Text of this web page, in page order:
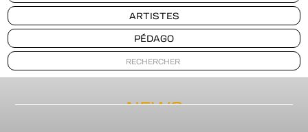
ARTISTES
PÉDAGO
NEWS